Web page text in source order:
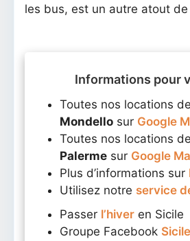
les bus, est un autre atout
Informations pour
Toutes nos locations
Mondello sur Google
Toutes nos locations
Palerme sur Google
Plus d’informations sur
Utilisez notre service
Passer l’hiver en Sicile
Groupe Facebook